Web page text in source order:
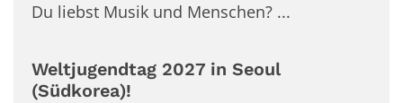
Du liebst Musik und Menschen? ...
Weltjugendtag 2027 in Seoul
(Südkorea)!